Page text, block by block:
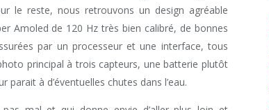
le reste, nous retrouvons un design agréable
Amoled de 120 Hz très bien calibré, de bonnes
par un processeur et une interface, tous
principal à trois capteurs, une batterie plutôt
à d’éventuelles chutes dans l’eau.